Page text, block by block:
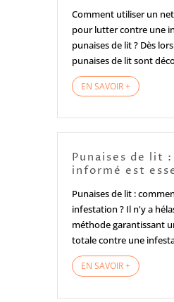
Comment utiliser un
pour lutter contre une
punaises de lit ? Dès
punaises de lit sont
EN SAVOIR +
Punaises de lit
informé est
Punaises de lit :
infestation ? Il n'y a
méthode garantissant
totale contre une
EN SAVOIR +